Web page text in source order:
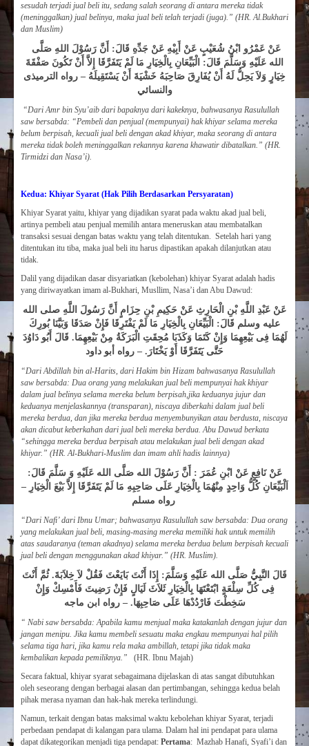
sesudah terjadi jual beli itu, sedang salah seorang di antara mereka tidak
(meninggalkan) jual belinya, maka jual beli telah terjadi (juga).” (HR. Al.Bukhari
dan Muslim)
عَنْ عَمْرُو ابْنُ شُعَيْبٍ عَنْ أَبِيْهِ عَنْ جَدِّهِ قَالَ: أَنَّ رَسُوْلَ اللهِ صَلَّى
الله عَلَيْهِ وَسَلَّمَ قَالَ: الْبَيِّعَانِ بِالْخِيَارِ مَا لَمْ يَتَفَرَّقَا إِلاَّ أَنْ تَكُونَ صَفْقَةَ
خِيَارٍ وَلاَ يَحِلُّ لَهُ أَنْ يُفَارِقَ صَاحِبَهُ خَشْيَةَ أَنْ يَسْتَقِيلَهُ – رواه الترميذى
والنسائي
“Dari Amr bin Syu’aib dari bapaknya dari kakeknya, bahwasanya Rasulullah
saw bersabda: “Pembeli dan penjual (mempunyai) hak khiyar selama mereka
belum berpisah, kecuali jual beli dengan akad khiyar, maka seorang di antara
mereka tidak boleh meninggalkan rekannya karena khawatir dibatalkan.” (HR.
Tirmidzi dan Nasa’i).
Kedua: Khiyar Syarat (Hak Pilih Berdasarkan Persyaratan)
Khiyar Syarat yaitu, khiyar yang dijadikan syarat pada waktu akad jual beli,
artinya pembeli atau penjual memilih antara meneruskan atau membatalkan
transaksi sesuai dengan batas waktu yang telah ditentukan. Setelah hari yang
ditentukan itu tiba, maka jual beli itu harus dipastikan apakah dilanjutkan atau
tidak.
Dalil yang dijadikan dasar disyariatkan (kebolehan) khiyar Syarat adalah hadis
yang diriwayatkan imam al-Bukhari, Musllim, Nasa’i dan Abu Dawud:
عَنْ عَبْدِ اللَّهِ بْنِ الْحَارِثِ عَنْ حَكِيمِ بْنِ حِزَامٍ أَنَّ رَسُولَ اللَّهِ صلى الله
عليه وسلم قَالَ: الْبَيِّعَانِ بِالْخِيَارِ مَا لَمْ يَفْتَرِقَا فَإِنْ صَدَقَا وَبَيَّنَا بُورِكَ
لَهُمَا فِى بَيْعِهِمَا وَإِنْ كَتَمَا وَكَذَبَا مُحِقَتِ الْبَرَكَةُ مِنْ بَيْعِهِمَا. قَالَ أَبُو دَاوُدَ
حَتَّى يَتَفَرَّقَا أَوْ يَخْتَارَ. – رواه أبو داود
“Dari Abdillah bin al-Harits, dari Hakim bin Hizam bahwasanya Rasulullah
saw bersabda: Dua orang yang melakukan jual beli mempunyai hak khiyar
dalam jual belinya selama mereka belum berpisah,jika keduanya jujur dan
keduanya menjelaskannya (transparan), niscaya diberkahi dalam jual beli
mereka berdua, dan jika mereka berdua menyembunyikan atau berdusta, niscaya
akan dicabut keberkahan dari jual beli mereka berdua. Abu Dawud berkata
“sehingga mereka berdua berpisah atau melakukan jual beli dengan akad
khiyar.” (HR. Al-Bukhari-Muslim dan imam ahli hadis lainnya)
عَنْ نَافِعٍ عَنْ ابْنِ عُمَرَ : أَنَّ رَسُوْلَ الله صَلَّى الله عَلَيْهِ وَ سَلَّمَ قَالَ:
اَلْبَيِّعَانِ كُلُّ وَاحِدٍ مِنْهُمَا بِالْخِيَارِ عَلَى صَاحِبِهِ مَا لَمْ يَتَفَرَّقَا إِلاَّ بَيْعَ الْخِيَارِ –
رواه مسلم
“Dari Nafi’ dari Ibnu Umar; bahwasanya Rasulullah saw bersabda: Dua orang
yang melakukan jual beli, masing-masing mereka memiliki hak untuk memilih
atas saudaranya (teman akadnya) selama mereka berdua belum berpisah kecuali
jual beli dengan menggunakan akad khiyar.” (HR. Muslim).
قَالَ النَّبِيُّ صَلَّى الله عَلَيْهِ وَسَلَّمَ: إِذَا أَنْتَ بَايَعْتَ فَقُلْ لاَ خِلاَبَةَ. ثُمَّ أَنْتَ
فِى كُلِّ سِلْعَةٍ ابْتَعْتَهَا بِالْخِيَارِ ثَلاَثَ لَيَالٍ فَإِنْ رَضِيتَ فَأَمْسِكْ وَإِنْ
سَخِطْتَ فَارْدُدْهَا عَلَى صَاحِبِهَا. – رواه ابن ماجه
“ Nabi saw bersabda: Apabila kamu menjual maka katakanlah dengan jujur dan
jangan menipu. Jika kamu membeli sesuatu maka engkau mempunyai hal pilih
selama tiga hari, jika kamu rela maka ambillah, tetapi jika tidak maka
kembalikan kepada pemiliknya.” (HR. Ibnu Majah)
Secara faktual, khiyar syarat sebagaimana dijelaskan di atas sangat dibutuhkan
oleh seseorang dengan berbagai alasan dan pertimbangan, sehingga kedua belah
pihak merasa nyaman dan hak-hak mereka terlindungi.
Namun, terkait dengan batas maksimal waktu kebolehan khiyar Syarat, terjadi
perbedaan pendapat di kalangan para ulama. Dalam hal ini pendapat para ulama
dapat dikategorikan menjadi tiga pendapat: Pertama: Mazhab Hanafi, Syafi’i dan